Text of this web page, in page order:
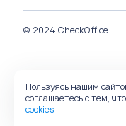
© 2024 CheckOffice
Пользуясь нашим
соглашаетесь с тем, что
cookies